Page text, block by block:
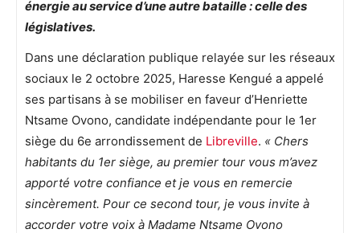
énergie au service d’une autre bataille : celle des
législatives.
Dans une déclaration publique relayée sur les réseaux
sociaux le 2 octobre 2025, Haresse Kengué a appelé
ses partisans à se mobiliser en faveur d’Henriette
Ntsame Ovono, candidate indépendante pour le 1er
siège du 6e arrondissement de Libreville. « Chers
habitants du 1er siège, au premier tour vous m’avez
apporté votre confiance et je vous en remercie
sincèrement. Pour ce second tour, je vous invite à
accorder votre voix à Madame Ntsame Ovono